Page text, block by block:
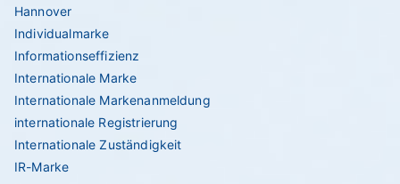
Hannover
Individualmarke
Informationseffizienz
Internationale Marke
Internationale Markenanmeldung
internationale Registrierung
Internationale Zuständigkeit
IR-Marke